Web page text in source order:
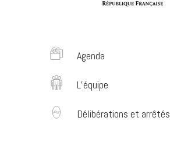
Agenda
L’équipe
Délibérations et arrêtés